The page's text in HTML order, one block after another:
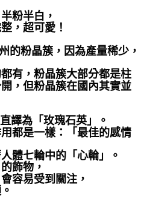
粉半白，
，超可愛！
的粉晶簇，因為產量稀少，
有，粉晶簇大部分都是柱
，但粉晶簇在國內其實並
譯為「玫瑰石英」。
都是一樣：「最佳的感情
體七輪中的「心輪」。
飾物，
容易受到關注，